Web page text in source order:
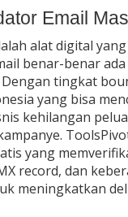
Email
alat digital
benar-benar
tingkat
yang bisa
kehilangan
yang
record, dan
meningkatkan